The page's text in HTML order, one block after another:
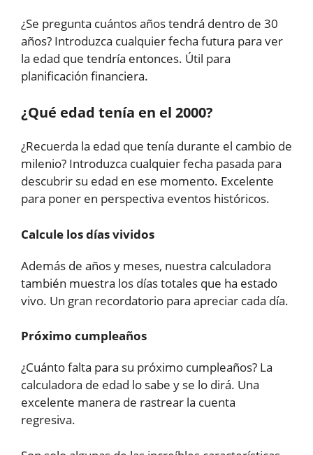
¿Se pregunta cuántos años tendrá dentro de 30
años? Introduzca cualquier fecha futura para ver
la edad que tendría entonces. Útil para
planificación financiera.
¿Qué edad tenía en el 2000?
¿Recuerda la edad que tenía durante el cambio de
milenio? Introduzca cualquier fecha pasada para
descubrir su edad en ese momento. Excelente
para poner en perspectiva eventos históricos.
Calcule los días vividos
Además de años y meses, nuestra calculadora
también muestra los días totales que ha estado
vivo. Un gran recordatorio para apreciar cada día.
Próximo cumpleaños
¿Cuánto falta para su próximo cumpleaños? La
calculadora de edad lo sabe y se lo dirá. Una
excelente manera de rastrear la cuenta
regresiva.